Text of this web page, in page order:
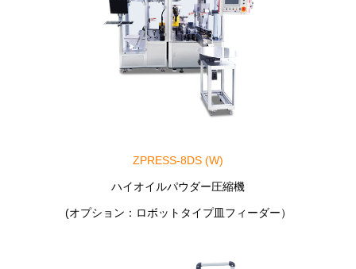
ZPRESS-8DS (W)
ハイオイルパウダー圧縮機
(オプション：ロボットタイプ皿フィーダー）